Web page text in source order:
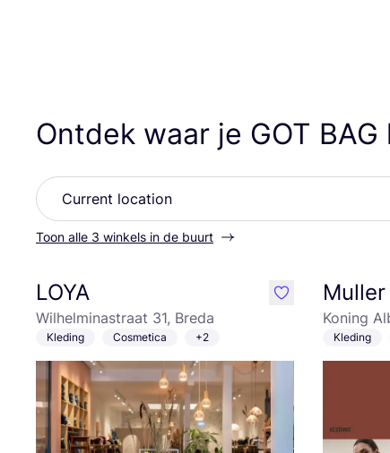
Ontdek waar je GOT BAG
Toon alle 3 winkels in de buurt
LOYA
Wilhelminastraat 31, Breda
Kleding Cosmetica +2
like Muller
Koning
Kleding